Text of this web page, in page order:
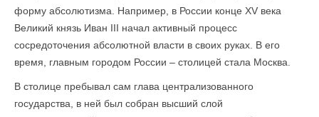
форму абсолютизма. Например, в России конце XV века
Великий князь Иван III начал активный процесс
сосредоточения абсолютной власти в своих руках. В его
время, главным городом России – столицей стала Москва.
В столице пребывал сам глава централизованного
государства, в ней был собран высший слой